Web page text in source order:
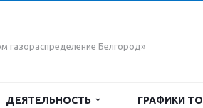
газораспределение Белгород»
ДЕЯТЕЛЬНОСТЬ ГРАФИКИ ТО